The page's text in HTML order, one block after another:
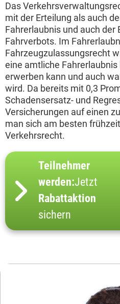
Das
mit der Erteilung als auch
Fahrerlaubnis und auch der
Fahrverbots. Im
Fahrzeugzulassungsrecht
eine amtliche
erwerben kann und auch
wird. Da bereits mit 0,3
Schadensersatz- und
Versicherungen auf einen
man sich am besten
Verkehrsrecht.
Teilnehmer
werden:Jetzt
Rabattaktion
sichern